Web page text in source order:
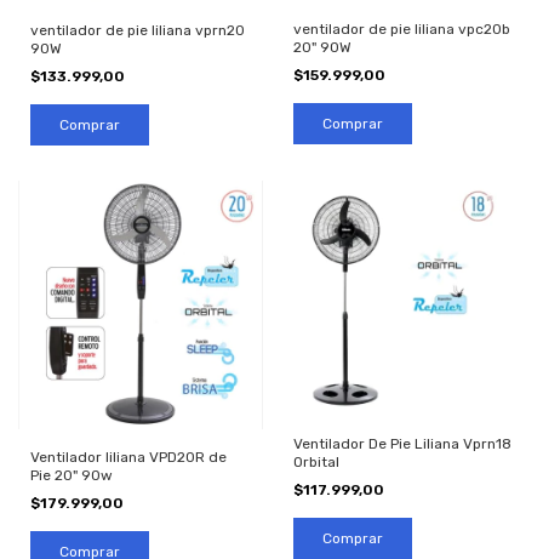
ventilador de pie liliana vprn20
90W
$133.999,00
ventilador de pie liliana vpc20b
20" 90W
$159.999,00
Ventilador liliana VPD20R de
Pie 20" 90w
$179.999,00
Ventilador De Pie Liliana Vprn18
Orbital
$117.999,00